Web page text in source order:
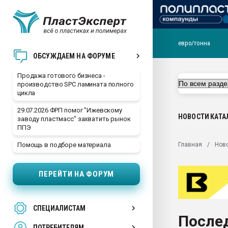
ОБСУЖДАЕМ НА ФОРУМЕ
Продажа готового бизнеса -
производство SPC ламината полного
цикла
29.07.2026 ФРП помог "Ижевскому
заводу пластмасс" захватить рынок
ППЭ
Помощь в подборе материала
ПЕРЕЙТИ НА ФОРУМ
СПЕЦИАЛИСТАМ
28.07.2026
Всё, что касается
Материал
Продам отходы
поликарбоната и АБС-
Armaloy PC/ABS-1IM
евро/тонна
НОВОСТИ
Главная